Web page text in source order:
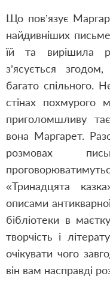
Що пов’язує
найдивніших
їй та вирішила
з’ясується
багато спільного.
стінах похмурого
приголомшливу
вона Маргарет.
розмовах
«Тринадцята
описами
бібліотеки в
творчість і
очікувати чого
він вам насправді